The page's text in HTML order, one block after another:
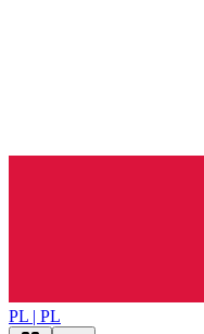
PL | PL